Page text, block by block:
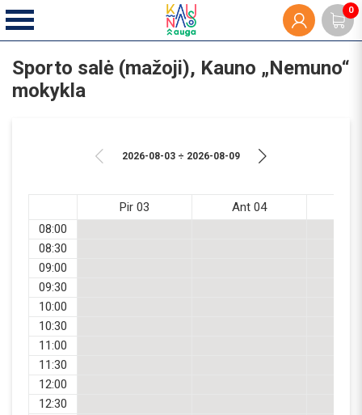
Sporto salė (mažoji), Kauno „Nemuno“
mokykla
2026-08-03 ÷ 2026-08-09
Pir 03 Ant 04
08:00
08:30
09:00
09:30
10:00
10:30
11:00
11:30
12:00
12:30
0